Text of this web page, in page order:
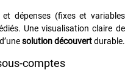
dépenses (fixes et
Une visualisation claire
solution découvertdurable.
comptes